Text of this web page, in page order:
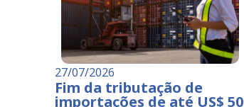
27/07/2026
Fim da tributação de
importações de até US$ 50